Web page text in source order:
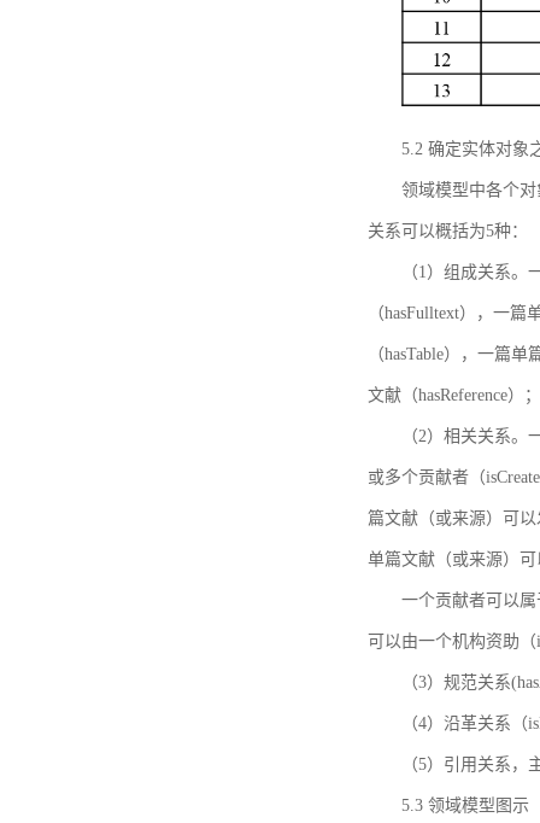
5.2 确定实体对象
领域模型中各个
关系可以概括为5种：
（1）组成关系
（hasFulltext），一
（hasTable），一篇
文献（hasReference）；
（2）相关关系
或多个贡献者（
篇文献（或来源）可
单篇文献（或来源）可
一个贡献者可以
可以由一个机构资助（
（3）规范关系
（4）沿革关系
（5）引用关系，
5.3 领域模型图示